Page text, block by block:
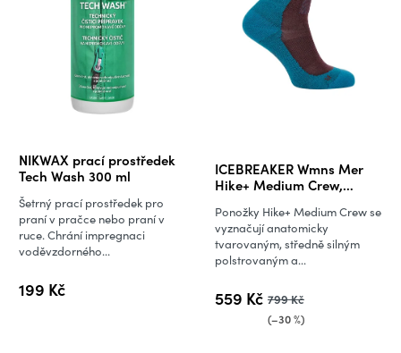
NIKWAX prací prostředek
Tech Wash 300 ml
Průměrné
hodnocení
produktu
je
5,0
5
199 Kč
Šetrný prací prostředek pro
praní v pračce nebo praní v
ruce. Chrání impregnaci
voděvzdorného...
ICEBREAKER Wmns Mer
Hike+ Medium Crew,
559 Kč 799 Kč
(–30 %)
Ponožky Hike+ Medium Crew se
vyznačují anatomicky
tvarovaným, středně silným
polstrovaným a...